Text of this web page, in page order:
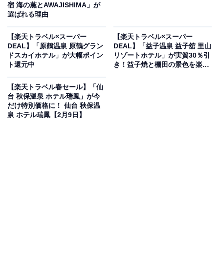
楽天トラベルでホテルを見る
この宿泊施設のおすすめポイントは？
宿 海の薫とAWAJISHIMA」が
選ばれる理由
【楽天トラベル×スーパー
DEAL】「原鶴温泉 原鶴グラン
ドスカイホテル」が大幅ポイン
ト還元中
【楽天トラベル×スーパー
DEAL】「益子温泉 益子舘 里山
リゾートホテル」が実質30％引
き！益子焼と棚田の景色を楽し
【楽天トラベル春セール】「仙
台 秋保温泉 ホテル瑞鳳」が今
だけ特別価格に！ 仙台 秋保温
泉 ホテル瑞鳳【2月9日】